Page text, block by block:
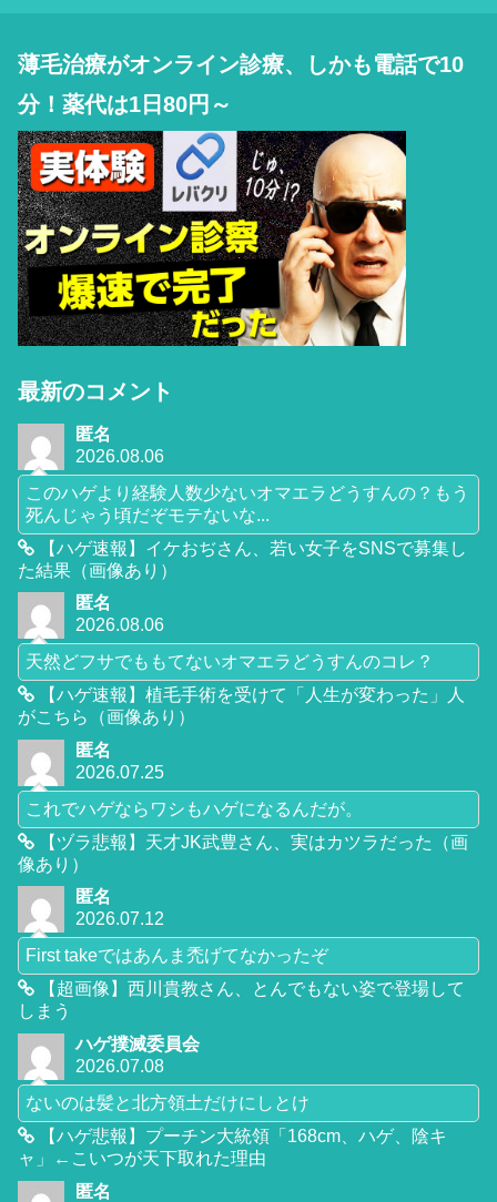
薄毛治療がオンライン診療、しかも電話で10
分！薬代は1日80円～
最新のコメント
匿名
2026.08.06
このハゲより経験人数少ないオマエラどうすんの？もう
死んじゃう頃だぞモテないな...
【ハゲ速報】イケおぢさん、若い女子をSNSで募集し
た結果（画像あり）
匿名
2026.08.06
天然どフサでももてないオマエラどうすんのコレ？
【ハゲ速報】植毛手術を受けて「人生が変わった」人
がこちら（画像あり）
匿名
2026.07.25
これでハゲならワシもハゲになるんだが。
【ヅラ悲報】天才JK武豊さん、実はカツラだった（画
像あり）
匿名
2026.07.12
First takeではあんま禿げてなかったぞ
【超画像】西川貴教さん、とんでもない姿で登場して
しまう
ハゲ撲滅委員会
2026.07.08
ないのは髪と北方領土だけにしとけ
【ハゲ悲報】プーチン大統領「168cm、ハゲ、陰キ
ャ」←こいつが天下取れた理由
匿名